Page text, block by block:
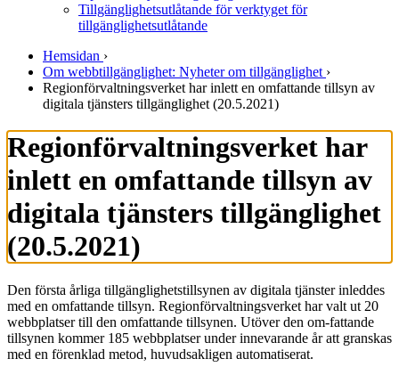
Tillgänglighetsutlåtande för verktyget för
tillgänglighetsutlåtande
Hemsidan ›
Om webbtillgänglighet: Nyheter om tillgänglighet ›
Regionförvaltningsverket har inlett en omfattande tillsyn av
digitala tjänsters tillgänglighet (20.5.2021)
Regionförvaltningsverket har
inlett en omfattande tillsyn av
digitala tjänsters tillgänglighet
(20.5.2021)
Den första årliga tillgänglighetstillsynen av digitala tjänster inleddes
med en omfattande tillsyn. Regionförvaltningsverket har valt ut 20
webbplatser till den omfattande tillsynen. Utöver den om-fattande
tillsynen kommer 185 webbplatser under innevarande år att granskas
med en förenklad metod, huvudsakligen automatiserat.